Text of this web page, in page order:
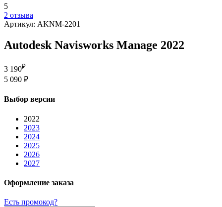
5
2 отзыва
Артикул: AKNM-2201
Autodesk Navisworks Manage 2022
3 190₽
5 090 ₽
Выбор версии
2022
2023
2024
2025
2026
2027
Оформление заказа
Есть промокод?